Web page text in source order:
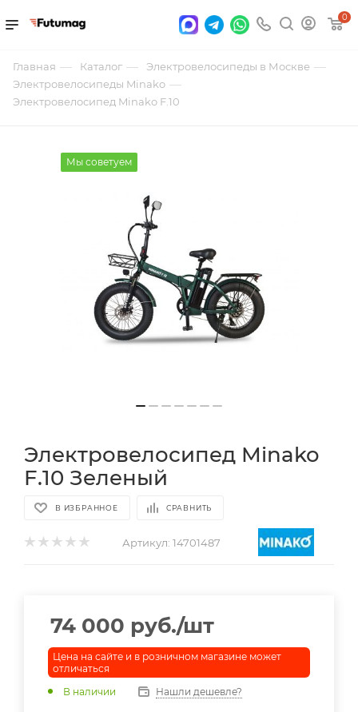
0
Главная — Каталог — Электровелосипеды в Москве —
Электровелосипеды Minako —
Электровелосипед Minako F.10
Мы советуем
Электровелосипед Minako
F.10 Зеленый
В ИЗБРАННОЕ СРАВНИТЬ
Артикул: 14701487
74 000 руб./шт
Цена на сайте и в розничном магазине может
отличаться
В наличии
Нашли дешевле?